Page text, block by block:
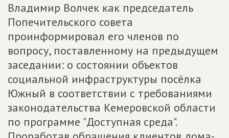
Владимир Волчек как председатель
Попечительского совета
проинформировал его членов по
вопросу, поставленному на предыдущем
заседании: о состоянии объектов
социальной инфраструктуры посёлка
Южный в соответствии с требованиями
законодательства Кемеровской области
по программе "Доступная среда".